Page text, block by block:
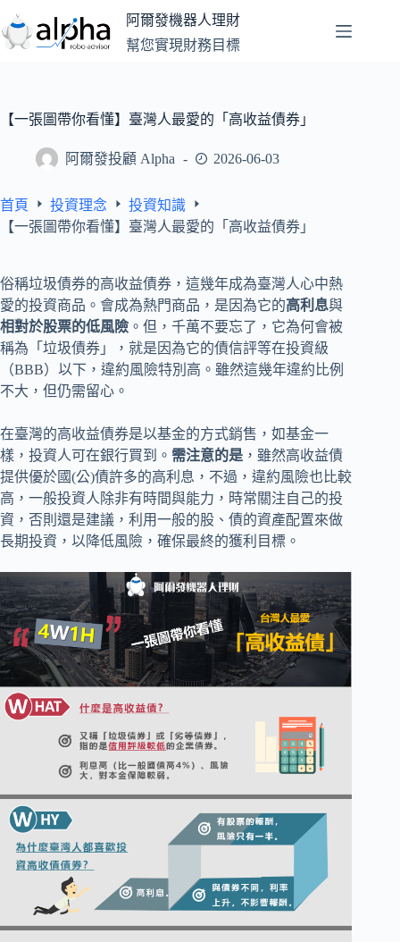
至
主
容
阿爾發機器人理財
幫您實現財務目標
【一張圖帶你看懂】臺灣人最愛的「高收益債券」
阿爾發投顧 Alpha 2026-06-03
首頁 投資理念
投資知識
【一張圖帶你看懂】臺灣人最愛的「高收益債券」
俗稱垃圾債券的高收益債券，這幾年成為臺灣人心中熱
愛的投資商品。會成為熱門商品，是因為它的高利息與
相對於股票的低風險 。但，千萬不要忘了，它為何會被
稱為「垃圾債券」，就是因為它的債信評等在投資級
（BBB）以下，違約風險特別高。雖然這幾年違約比例
不大，但仍需留心。
在臺灣的高收益債券是以基金的方式銷售，如基金一
樣，投資人可在銀行買到。 需注意的是 ，雖然高收益債
提供優於國(公)債許多的高利息，不過，違約風險也比較
高，一般投資人除非有時間與能力，時常關注自己的投
資，否則還是建議，利用一般的股、債的資產配置來做
長期投資，以降低風險，確保最終的獲利目標。